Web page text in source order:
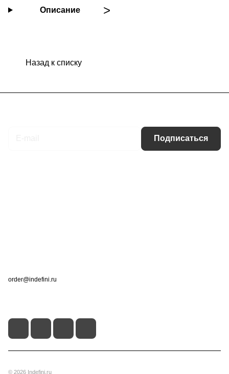
Описание
Назад к списку
Подписаться
order@indefini.ru
© 2026 Indefini.ru